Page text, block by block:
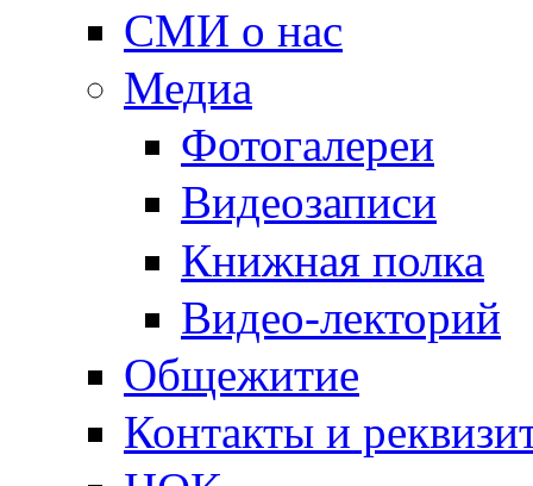
СМИ о нас
Медиа
Фотогалереи
Видеозаписи
Книжная полка
Видео-лекторий
Общежитие
Контакты и